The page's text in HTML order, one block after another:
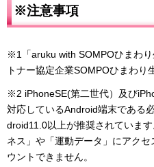
※注意事項
※1「aruku with SOMPOひまわ
トナー協定企業SOMPOひまわり
※2 iPhoneSE(第二世代）及び
対応しているAndroid端末である
droid11.0以上が推奨されていま
ネス」や「運動データ」にアク
ウントできません。